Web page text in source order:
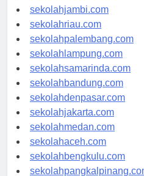
sekolahindonesia.id
sekolahjambi.com
sekolahriau.com
sekolahpalembang.com
sekolahlampung.com
sekolahsamarinda.com
sekolahbandung.com
sekolahdenpasar.com
sekolahjakarta.com
sekolahmedan.com
sekolahaceh.com
sekolahbengkulu.com